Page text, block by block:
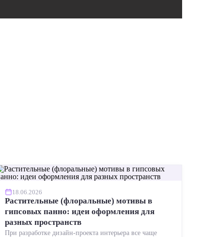
18.06.2026
Растительные (флоральные) мотивы в
гипсовых панно: идеи оформления для
разных пространств
При разработке дизайн-проекта интерьера все чаще